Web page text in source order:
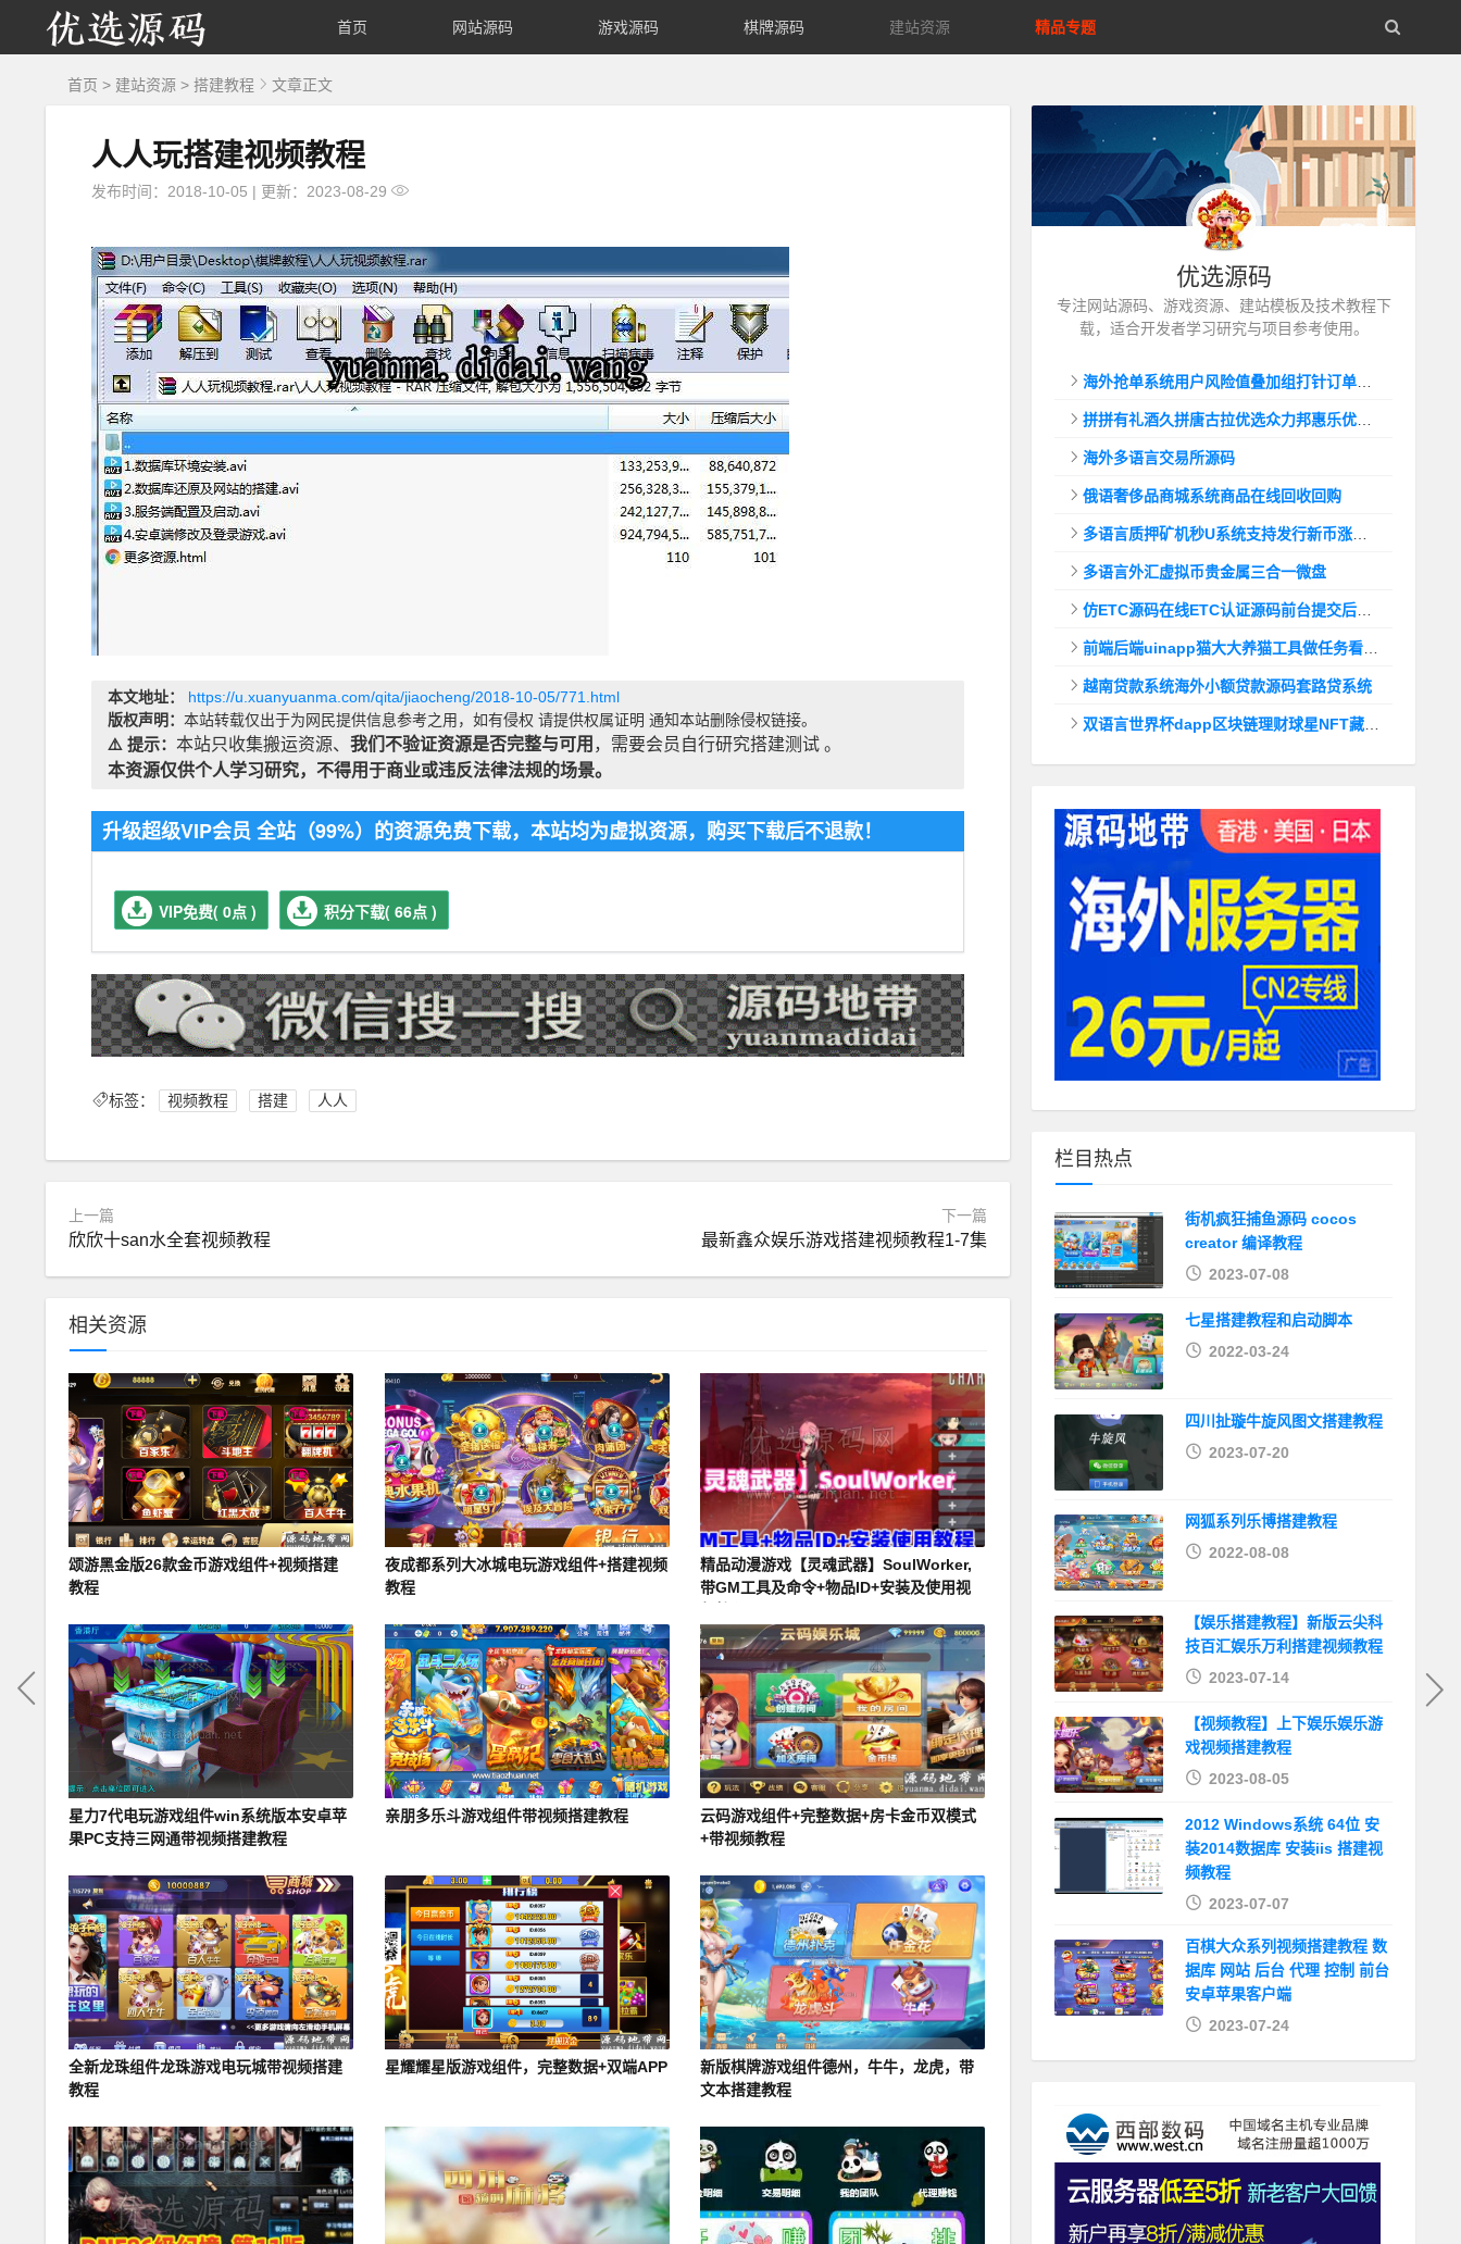
优 首页 网站源码 游戏源码 棋牌源码 建站资源 精品专题
首页 > 建站资源 > 搭建教程 文章正文
人人玩搭建视频教程
发布时间：2018-10-05 | 更新：2023-08-29
本文地址：
https://u.xuanyuanma.com/qita/jiaocheng/2018-10-05/771.html
版权声明： 本站转载仅出于为网民提供信息参考之用，如有侵权 请提供权属证明 通知本站删除侵权链接。
⚠️ 提示： 本站只收集搬运资源、 我们不验证资源是否完整与可用 ，需要会员自行研究搭建测试 。
本资源仅供个人学习研究，不得用于商业或违反法律法规的场景。
升级超级VIP会员 全站（99%）的资源免费下载，本站均为虚拟资源，购买下载后不退款！
VIP免费( 0点 ) 积分下载( 66点 )
标签： 视频教程 搭建 人人
上一篇
欣欣十san水全套视频教程
下一篇
最新鑫众娱乐游戏搭建视频教程1-7集
相关资源
颂游黑金版26款金币游戏组件+视频搭建
教程
夜成都系列大冰城电玩游戏组件+搭建视频
教程
精品动漫游戏【灵魂武器】SoulWorker,
带GM工具及命令+物品ID+安装及使用视
星力7代电玩游戏组件win系统版本安卓苹
果PC支持三网通带视频搭建教程
亲朋多乐斗游戏组件带视频搭建教程
云码游戏组件+完整数据+房卡金币双模式
+带视频教程
全新龙珠组件龙珠游戏电玩城带视频搭建
教程
星耀耀星版游戏组件，完整数据+双端APP
新版棋牌游戏组件德州，牛牛，龙虎，带
文本搭建教程
优选源码
专注网站源码、游戏资源、建站模板及技术教程下
载，适合开发者学习研究与项目参考使用。
海外抢单系统用户风险值叠加组打针订单自动匹配系统
拼拼有礼酒久拼唐古拉优选众力邦惠乐优选养猪拼购拼团返利系统
海外多语言交易所源码
俄语奢侈品商城系统商品在线回收回购
多语言质押矿机秒U系统支持发行新币涨幅调控+代理后台
多语言外汇虚拟币贵金属三合一微盘
仿ETC源码在线ETC认证源码前台提交后台查询
前端后端uinapp猫大大养猫工具做任务看广告邀好友即可获得收益猫力合成游戏
越南贷款系统海外小额贷款源码套路贷系统
双语言世界杯dapp区块链理财球星NFT藏品投资带uinapp源码
栏目热点
街机疯狂捕鱼源码 cocos
creator 编译教程
2023-07-08
七星搭建教程和启动脚本
2022-03-24
四川扯璇牛旋风图文搭建教程
2023-07-20
网狐系列乐博搭建教程
2022-08-08
【娱乐搭建教程】新版云尖科
技百汇娱乐万利搭建视频教程
2023-07-14
【视频教程】上下娱乐娱乐游
戏视频搭建教程
2023-08-05
2012 Windows系统 64位 安
装2014数据库 安装iis 搭建视
频教程
2023-07-07
百棋大众系列视频搭建教程 数
据库 网站 后台 代理 控制 前台
安卓苹果客户端
2023-07-24